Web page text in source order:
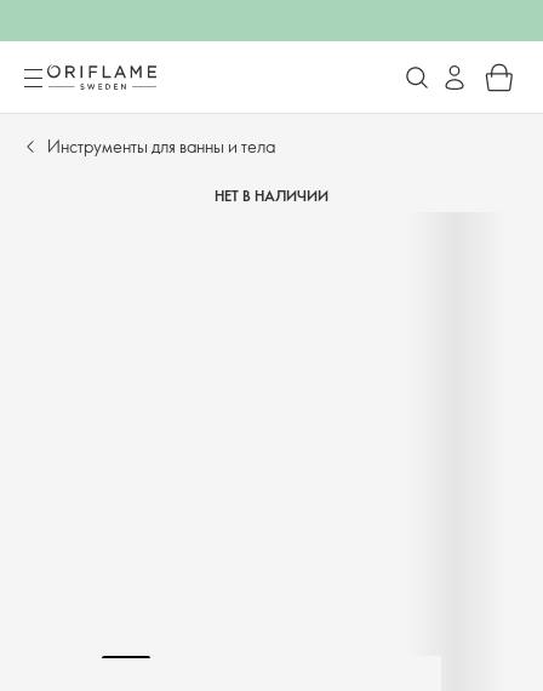
Инструменты для ванны и тела
НЕТ В НАЛИЧИИ